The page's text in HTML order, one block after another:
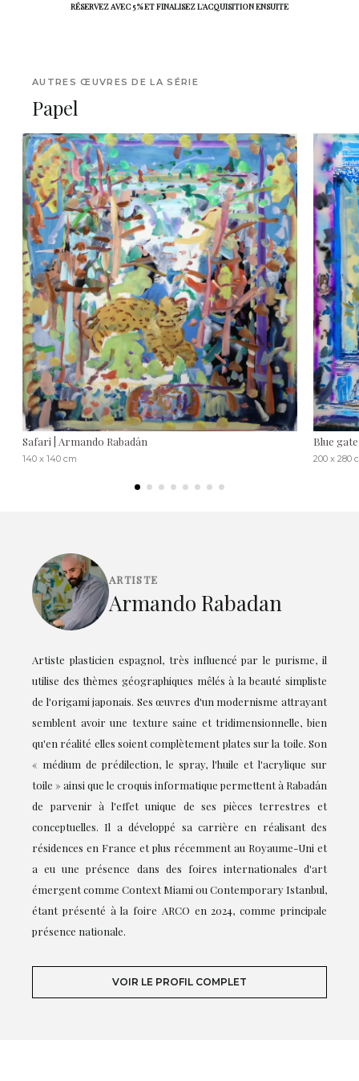
RÉSERVEZ AVEC 5 % ET FINALISEZ L'ACQUISITION ENSUITE
AUTRES ŒUVRES DE LA SÉRIE
Papel
Safari | Armando Rabadán
140 x 140 cm
Blue
200 x 280
ARTISTE
Armando Rabadan
Artiste plasticien espagnol, très influencé par le purisme, il
utilise des thèmes géographiques mêlés à la beauté simpliste
de l'origami japonais. Ses œuvres d'un modernisme attrayant
semblent avoir une texture saine et tridimensionnelle, bien
qu'en réalité elles soient complètement plates sur la toile. Son
« médium de prédilection, le spray, l'huile et l'acrylique sur
toile » ainsi que le croquis informatique permettent à Rabadán
de parvenir à l'effet unique de ses pièces terrestres et
conceptuelles. Il a développé sa carrière en réalisant des
résidences en France et plus récemment au Royaume-Uni et
a eu une présence dans des foires internationales d'art
émergent comme Context Miami ou Contemporary Istanbul,
étant présenté à la foire ARCO en 2024, comme principale
présence nationale.
VOIR LE PROFIL COMPLET